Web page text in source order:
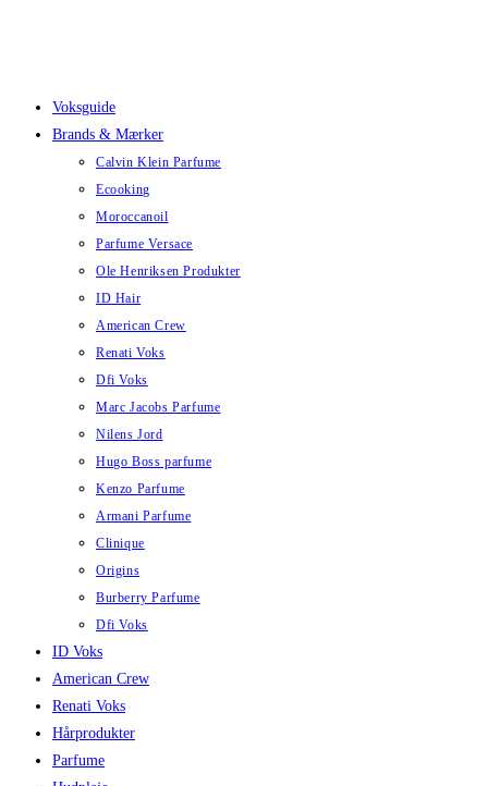
Voksguide
Brands & Mærker
Calvin Klein Parfume
Ecooking
Moroccanoil
Parfume Versace
Ole Henriksen Produkter
ID Hair
American Crew
Renati Voks
Dfi Voks
Marc Jacobs Parfume
Nilens Jord
Hugo Boss parfume
Kenzo Parfume
Armani Parfume
Clinique
Origins
Burberry Parfume
Dfi Voks
ID Voks
American Crew
Renati Voks
Hårprodukter
Parfume